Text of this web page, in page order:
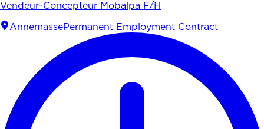
Vendeur-Concepteur Mobalpa F/H
AnnemassePermanent Employment Contract